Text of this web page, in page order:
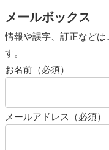
メールボックス
情報や誤字、訂正など
す。
お名前（必須）
メールアドレス（必須）